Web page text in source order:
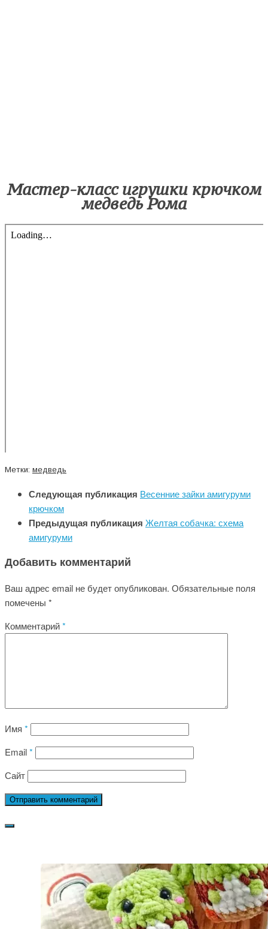
Мастер-класс игрушки крючком
медведь Рома
Метки: медведь
Следующая публикация Весенние зайки амигуруми
крючком
Предыдущая публикация Желтая собачка: схема
амигуруми
Добавить комментарий
Ваш адрес email не будет опубликован. Обязательные поля
помечены *
Комментарий*
Имя *
Email*
Сайт